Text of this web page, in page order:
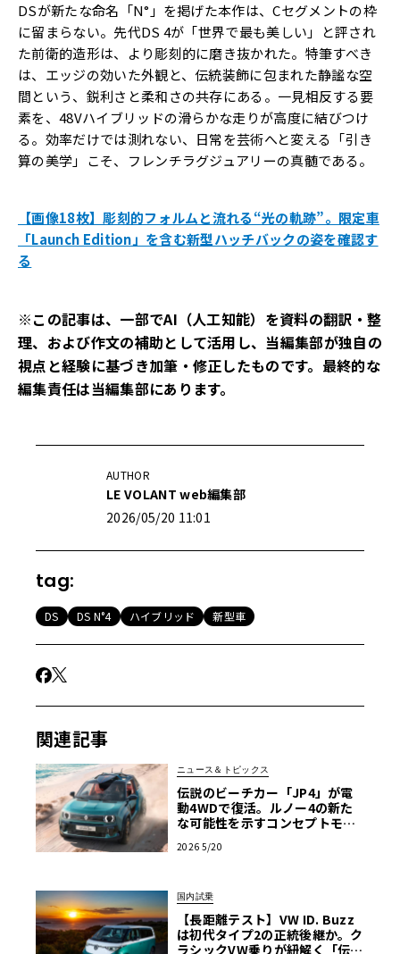
DSが新たな命名「N°」を掲げた本作は、Cセグメントの枠
に留まらない。先代DS 4が「世界で最も美しい」と評され
た前衛的造形は、より彫刻的に磨き抜かれた。特筆すべき
は、エッジの効いた外観と、伝統装飾に包まれた静謐な空
間という、鋭利さと柔和さの共存にある。一見相反する要
素を、48Vハイブリッドの滑らかな走りが高度に結びつけ
る。効率だけでは測れない、日常を芸術へと変える「引き
算の美学」こそ、フレンチラグジュアリーの真髄である。
【画像18枚】彫刻的フォルムと流れる“光の軌跡”。限定車
「Launch Edition」を含む新型ハッチバックの姿を確認す
る
※この記事は、一部でAI（人工知能）を資料の翻訳・整
理、および作文の補助として活用し、当編集部が独自の
視点と経験に基づき加筆・修正したものです。最終的な
編集責任は当編集部にあります。
AUTHOR
LE VOLANT web編集部
2026/05/20 11:01
tag:
DS DS N°4 ハイブリッド 新型車
関連記事
ニュース＆トピックス
伝説のビーチカー「JP4」が電
動4WDで復活。ルノー4の新た
な可能性を示すコンセプトモデ
2026 5/20
国内試乗
【長距離テスト】VW ID. Buzz
は初代タイプ2の正統後継か。ク
ラシックVW乗りが紐解く「伝統